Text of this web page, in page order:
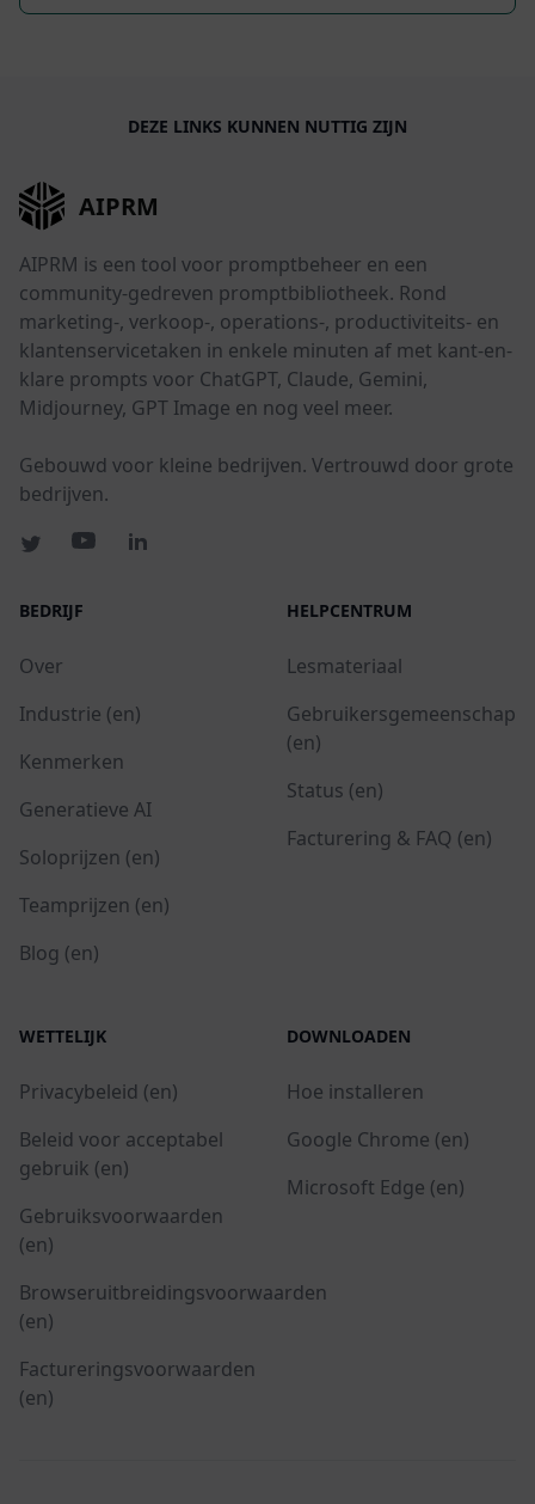
DEZE LINKS KUNNEN NUTTIG ZIJN
AIPRM
AIPRM is een tool voor promptbeheer en een
community-gedreven promptbibliotheek. Rond
marketing-, verkoop-, operations-, productiviteits- en
klantenservicetaken in enkele minuten af met kant-en-
klare prompts voor ChatGPT, Claude, Gemini,
Midjourney, GPT Image en nog veel meer.
Gebouwd voor kleine bedrijven. Vertrouwd door grote
bedrijven.
BEDRIJF
Over
Industrie (en)
Kenmerken
Generatieve AI
Soloprijzen (en)
Teamprijzen (en)
Blog (en)
HELPCENTRUM
Lesmateriaal
Gebruikersgemeenschap
(en)
Status (en)
Facturering & FAQ (en)
WETTELIJK
Privacybeleid (en)
Beleid voor acceptabel
gebruik (en)
Gebruiksvoorwaarden
(en)
Browseruitbreidingsvoorwaarden
(en)
Factureringsvoorwaarden
(en)
DOWNLOADEN
Hoe installeren
Google Chrome (en)
Microsoft Edge (en)